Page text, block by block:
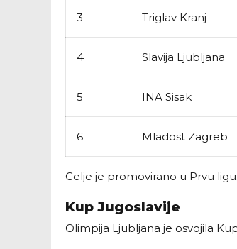
3 Triglav Kranj
4 Slavija Ljubljana
5 INA Sisak
6 Mladost Zagreb
Celje je promovirano u Prvu ligu.
Kup Jugoslavije
Olimpija Ljubljana je osvojila